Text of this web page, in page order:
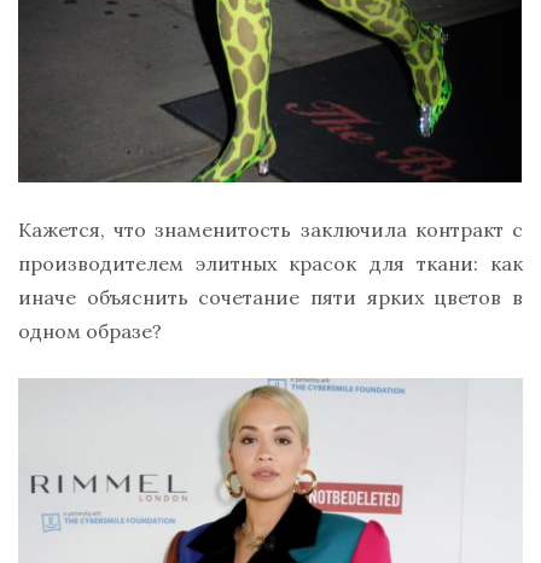
Кажется, что знаменитость заключила контракт с
производителем элитных красок для ткани: как
иначе объяснить сочетание пяти ярких цветов в
одном образе?